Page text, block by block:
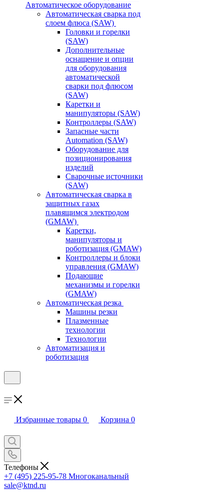
Автоматическое оборудование
Автоматическая сварка под
слоем флюса (SAW)
Головки и горелки
(SAW)
Дополнительные
оснащение и опции
для оборудования
автоматической
сварки под флюсом
(SAW)
Каретки и
манипуляторы (SAW)
Контроллеры (SAW)
Запасные части
Automation (SAW)
Оборудование для
позиционирования
изделий
Сварочные источники
(SAW)
Автоматическая сварка в
защитных газах
плавящимся электродом
(GMAW)
Каретки,
манипуляторы и
роботизация (GMAW)
Контроллеры и блоки
управления (GMAW)
Подающие
механизмы и горелки
(GMAW)
Автоматическая резка
Машины резки
Плазменные
технологии
Технологии
Автоматизация и
роботизация
Избранные товары 0 Корзина 0
Телефоны
+7 (495) 225-95-78 Многоканальный
sale@ktnd.ru